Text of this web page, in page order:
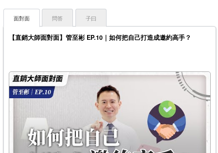
面對面
【直銷大師面對面】管至彬 EP.10｜如何把自己打造成邀約高手？
問答 子曰